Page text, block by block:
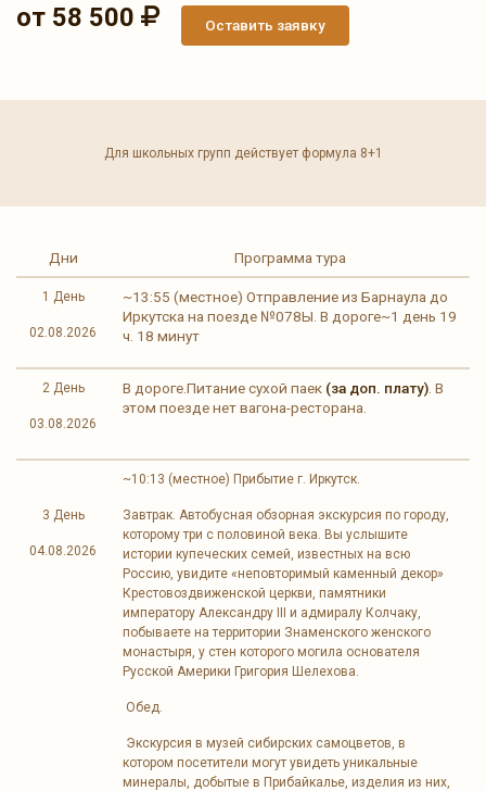
от 58 500 Оставить заявку
Для школьных групп действует формула 8+1
Дни Программа тура
1 День
02.08.2026
~13:55 (местное) Отправление из Барнаула до
Иркутска на поезде №078Ы. В дороге~1 день 19
ч. 18 минут
2 День
03.08.2026
В дороге.Питание сухой паек (за доп. плату) . В
этом поезде нет вагона-ресторана.
3 День
04.08.2026
~10:13 (местное) Прибытие г. Иркутск.
Завтрак. Автобусная обзорная экскурсия по городу,
которому три с половиной века. Вы услышите
истории купеческих семей, известных на всю
Россию, увидите «неповторимый каменный декор»
Крестовоздвиженской церкви, памятники
императору Александру III и адмиралу Колчаку,
побываете на территории Знаменского женского
монастыря, у стен которого могила основателя
Русской Америки Григория Шелехова.
Обед.
Экскурсия в музей сибирских самоцветов, в
котором посетители могут увидеть уникальные
минералы, добытые в Прибайкалье, изделия из них,